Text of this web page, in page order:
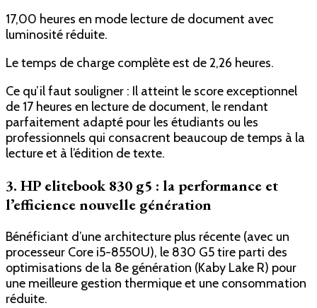
17,00 heures en mode lecture de document avec
luminosité réduite.
Le temps de charge complète est de 2,26 heures.
Ce qu’il faut souligner : Il atteint le score exceptionnel
de 17 heures en lecture de document, le rendant
parfaitement adapté pour les étudiants ou les
professionnels qui consacrent beaucoup de temps à la
lecture et à l’édition de texte.
3. HP elitebook 830 g5 : la performance et
l’efficience nouvelle génération
Bénéficiant d’une architecture plus récente (avec un
processeur Core i5-8550U), le 830 G5 tire parti des
optimisations de la 8e génération (Kaby Lake R) pour
une meilleure gestion thermique et une consommation
réduite.